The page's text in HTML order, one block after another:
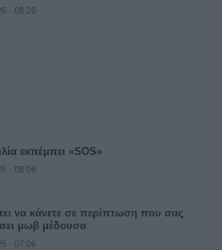
- 08:20
εκπέμπει «SOS»
- 08:06
να κάνετε σε περίπτωση που σας
μωβ μέδουσα
- 07:06